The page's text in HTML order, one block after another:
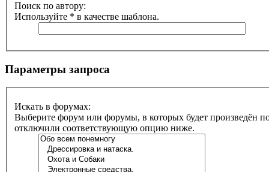
Поиск по автору:
Используйте * в качестве шаблона.
Параметры запроса
Искать в форумах:
Выберите форум или форумы, в которых будет произведён
отключили соответствующую опцию ниже.